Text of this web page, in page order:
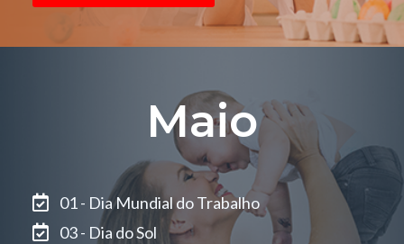
Maio
01 - Dia Mundial do Trabalho
03 - Dia do Sol